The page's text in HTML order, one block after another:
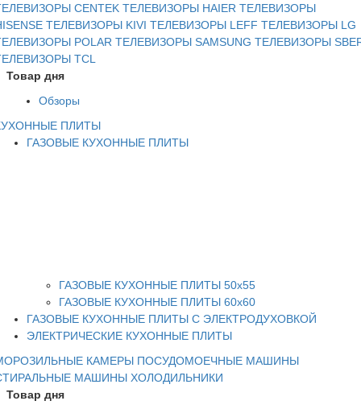
CENTEK ТЕЛЕВИЗОРЫ HAIER ТЕЛЕВИЗОРЫ
ТЕЛЕВИЗОРЫ KIVI ТЕЛЕВИЗОРЫ LEFF ТЕЛЕВИЗОРЫ LG
POLAR ТЕЛЕВИЗОРЫ SAMSUNG ТЕЛЕВИЗОРЫ
TCL
Товар дня
Обзоры
ПЛИТЫ
ГАЗОВЫЕ КУХОННЫЕ ПЛИТЫ
ГАЗОВЫЕ КУХОННЫЕ ПЛИТЫ 50х55
ГАЗОВЫЕ КУХОННЫЕ ПЛИТЫ 60х60
ГАЗОВЫЕ КУХОННЫЕ ПЛИТЫ С ЭЛЕКТРОДУХОВКОЙ
ЭЛЕКТРИЧЕСКИЕ КУХОННЫЕ ПЛИТЫ
КАМЕРЫ ПОСУДОМОЕЧНЫЕ МАШИНЫ
МАШИНЫ ХОЛОДИЛЬНИКИ
Товар дня